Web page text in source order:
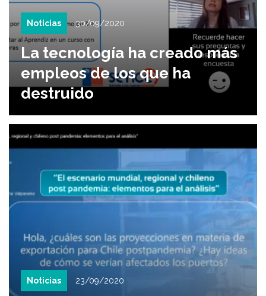
Noticias 30/09/2020
La tecnología ha creado más
empleos de los que ha
destruido
Noticias 23/09/2020